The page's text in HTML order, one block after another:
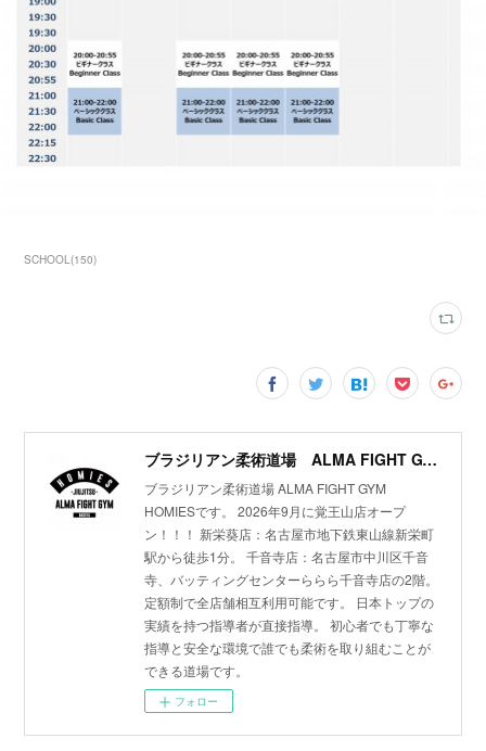
SCHOOL(150)
ブラジリアン柔術道場 ALMA FIGHT GYM HOMIES(ホーミーズ)
ブラジリアン柔術道場 ALMA FIGHT GYM
HOMIESです。 2026年9月に覚王山店オープ
ン！！！ 新栄葵店：名古屋市地下鉄東山線新栄町
駅から徒歩1分。 千音寺店：名古屋市中川区千音
寺、バッティングセンターららら千音寺店の2階。
定額制で全店舗相互利用可能です。 日本トップの
実績を持つ指導者が直接指導。 初心者でも丁寧な
指導と安全な環境で誰でも柔術を取り組むことが
できる道場です。
フォロー